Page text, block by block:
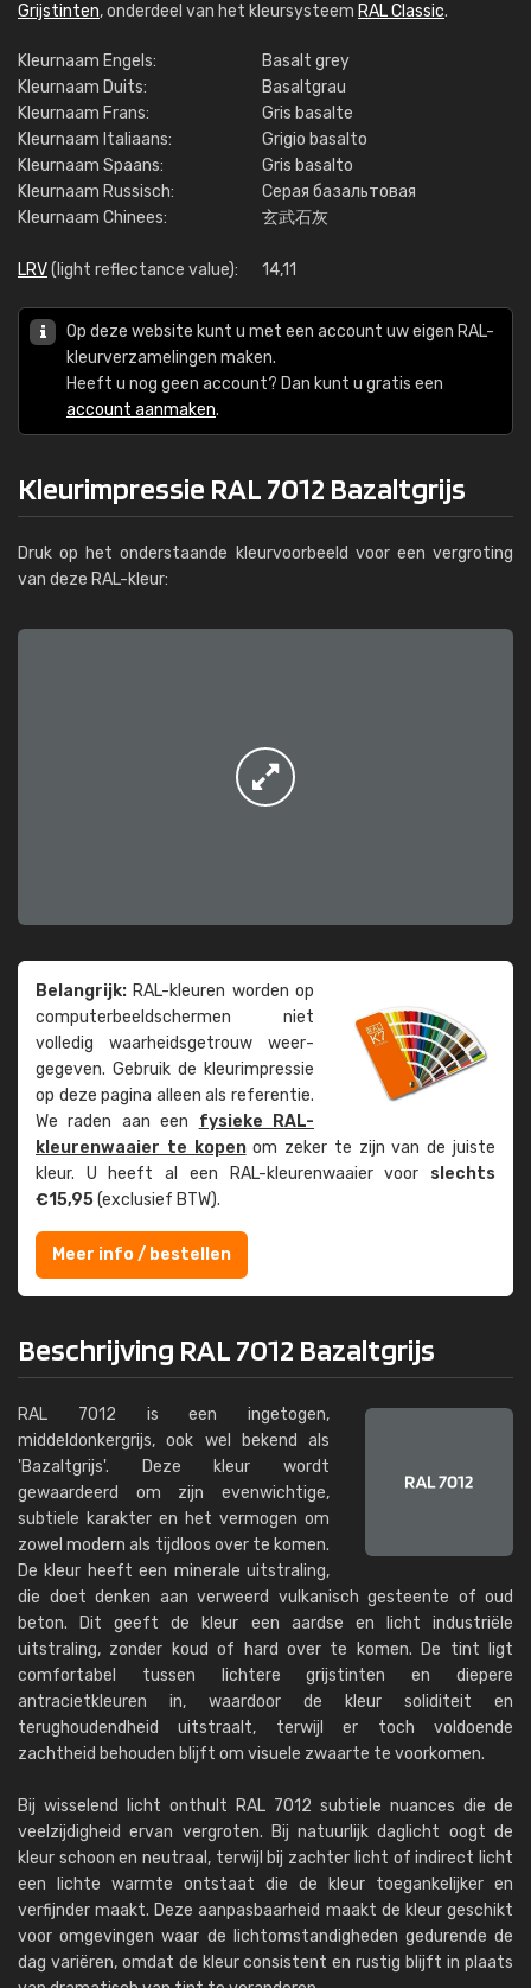
Grijstinten, onderdeel van het kleursysteem RAL Classic.
Kleurnaam Engels:
Basalt grey
Kleurnaam Duits:
Basaltgrau
Kleurnaam Frans:
Gris basalte
Kleurnaam Italiaans:
Grigio basalto
Kleurnaam Spaans:
Gris basalto
Kleurnaam Russisch:
Серая базальтовая
Kleurnaam Chinees:
玄武石灰
LRV(light reflectance value): 14,11
Op deze website kunt u met een account uw eigen RAL-
kleurverzamelingen maken.
Heeft u nog geen account? Dan kunt u gratis een
account aanmaken.
Kleurimpressie RAL 7012 Bazaltgrijs
Druk op het onderstaande kleurvoorbeeld voor een vergroting
van deze RAL-kleur:
Belangrijk: RAL-kleuren worden op
computer­beeld­schermen niet
volledig waarheids­­getrouw weer­
gegeven. Gebruik de kleur­impressie
op deze pagina alleen als referentie.
We raden aan een fysieke RAL-
kleuren­waaier te kopenom zeker te zijn van de juiste
kleur. U heeft al een RAL-kleuren­waaier voor slechts
€15,95(exclusief BTW).
Meer info / bestellen
Beschrijving RAL 7012 Bazaltgrijs
RAL 7012 is een ingetogen,
middeldonkergrijs, ook wel bekend als
'Bazaltgrijs'. Deze kleur wordt
gewaardeerd om zijn evenwichtige,
subtiele karakter en het vermogen om
zowel modern als tijdloos over te komen.
De kleur heeft een minerale uitstraling,
die doet denken aan verweerd vulkanisch gesteente of oud
beton. Dit geeft de kleur een aardse en licht industriële
uitstraling, zonder koud of hard over te komen. De tint ligt
comfortabel tussen lichtere grijstinten en diepere
antracietkleuren in, waardoor de kleur soliditeit en
terughoudendheid uitstraalt, terwijl er toch voldoende
zachtheid behouden blijft om visuele zwaarte te voorkomen.
Bij wisselend licht onthult RAL 7012 subtiele nuances die de
veelzijdigheid ervan vergroten. Bij natuurlijk daglicht oogt de
kleur schoon en neutraal, terwijl bij zachter licht of indirect licht
een lichte warmte ontstaat ​​die de kleur toegankelijker en
verfijnder maakt. Deze aanpasbaarheid maakt de kleur geschikt
voor omgevingen waar de lichtomstandigheden gedurende de
dag variëren, omdat de kleur consistent en rustig blijft in plaats